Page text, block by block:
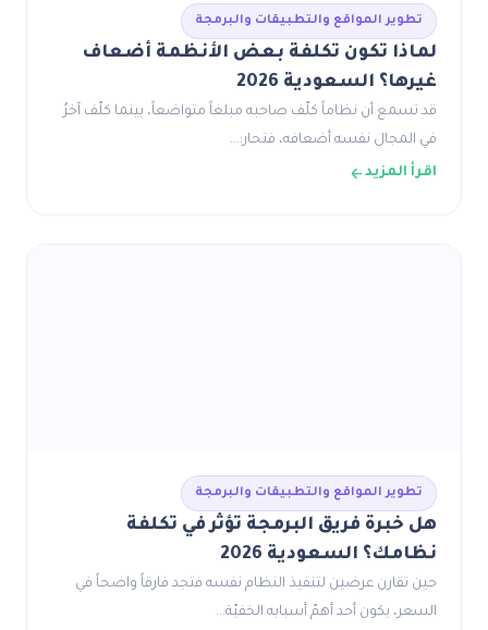
تطوير المواقع والتطبيقات والبرمجة
لماذا تكون تكلفة بعض الأنظمة أضعاف
غيرها؟ السعودية 2026
قد تسمع أن نظاماً كلّف صاحبه مبلغاً متواضعاً، بينما كلّف آخرُ
في المجال نفسه أضعافه، فتحار:…
اقرأ المزيد
تطوير المواقع والتطبيقات والبرمجة
هل خبرة فريق البرمجة تؤثر في تكلفة
نظامك؟ السعودية 2026
حين تقارن عرضين لتنفيذ النظام نفسه فتجد فارقاً واضحاً في
السعر، يكون أحد أهمّ أسبابه الخفيّة…